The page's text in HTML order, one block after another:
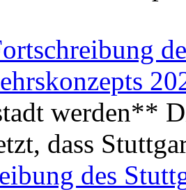
werden**
dass
des